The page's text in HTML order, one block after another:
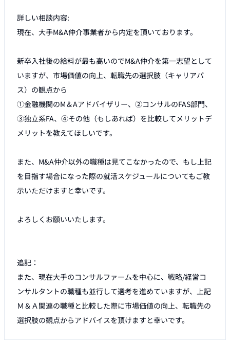
詳しい相談内容:
現在、大手M&A仲介事業者から内定を頂いております。
新卒入社後の給料が最も高いのでM&A仲介を第一志望として
いますが、市場価値の向上、転職先の選択肢（キャリアパ
ス）の観点から
①金融機関のM＆Aアドバイザリー、②コンサルのFAS部門、
③独立系FA、④その他（もしあれば）を比較してメリットデ
メリットを教えてほしいです。
また、M&A仲介以外の職種は見てこなかったので、もし上記
を目指す場合になった際の就活スケジュールについてもご教
示いただけますと幸いです。
よろしくお願いいたします。
追記：
また、現在大手のコンサルファームを中心に、戦略/経営コ
ンサルタントの職種も並行して選考を進めていますが、上記
Ｍ＆Ａ関連の職種と比較した際に市場価値の向上、転職先の
選択肢の観点からアドバイスを頂けますと幸いです。